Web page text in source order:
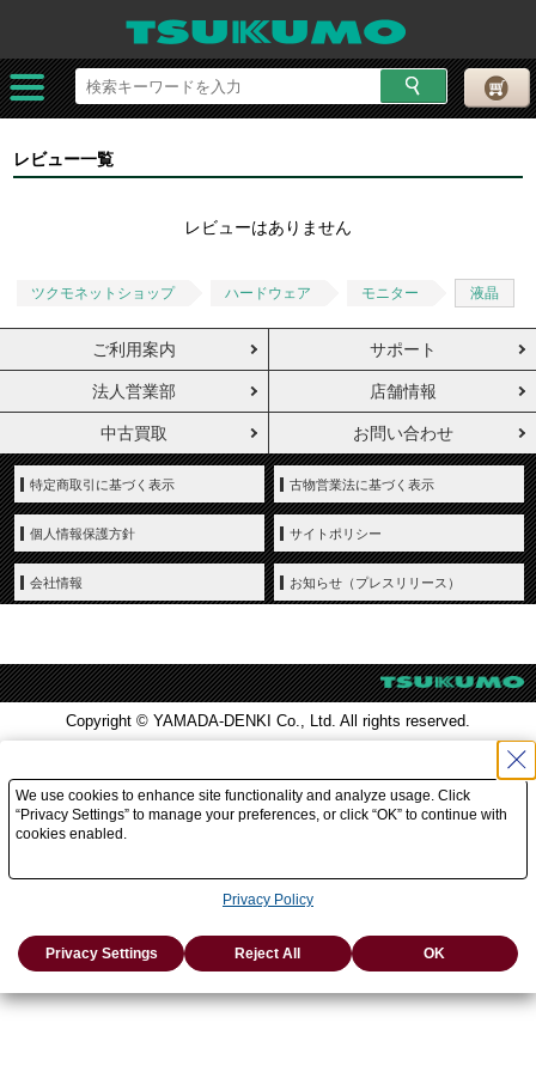
レビュー一覧
レビューはありません
ツクモネットショップ ハードウェア モニター 液晶
ご利用案内 サポート
法人営業部 店舗情報
中古買取 お問い合わせ
特定商取引に基づく表示 古物営業法に基づく表示
個人情報保護方針 サイトポリシー
会社情報 お知らせ（プレスリリース）
Copyright © YAMADA-DENKI Co., Ltd. All rights reserved.
We use cookies to enhance site functionality and analyze usage. Click
“Privacy Settings” to manage your preferences, or click “OK” to continue with
cookies enabled.
Privacy Policy
Privacy Settings Reject All OK